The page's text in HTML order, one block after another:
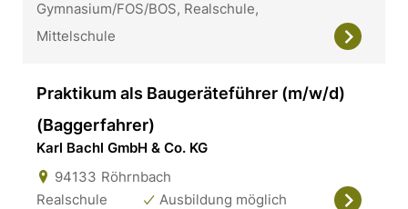
Gymnasium/FOS/BOS, Realschule,
Mittelschule
Praktikum als Baugeräteführer (m/w/d)
(Baggerfahrer)
Karl Bachl GmbH & Co. KG
94133 Röhrnbach
Realschule
Ausbildung möglich